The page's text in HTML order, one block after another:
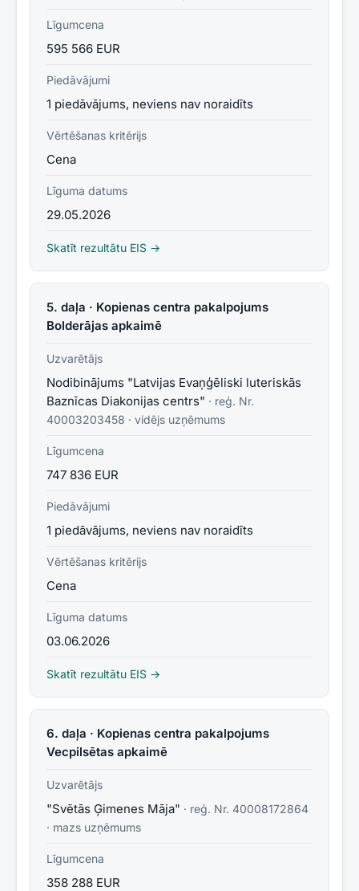
Līgumcena
595 566 EUR
Piedāvājumi
1 piedāvājums, neviens nav noraidīts
Vērtēšanas kritērijs
Cena
Līguma datums
29.05.2026
Skatīt rezultātu EIS →
5. daļa · Kopienas centra pakalpojums
Bolderājas apkaimē
Uzvarētājs
Nodibinājums "Latvijas Evaņģēliski luteriskās
Baznīcas Diakonijas centrs" · reģ. Nr.
40003203458 · vidējs uzņēmums
Līgumcena
747 836 EUR
Piedāvājumi
1 piedāvājums, neviens nav noraidīts
Vērtēšanas kritērijs
Cena
Līguma datums
03.06.2026
Skatīt rezultātu EIS →
6. daļa · Kopienas centra pakalpojums
Vecpilsētas apkaimē
Uzvarētājs
"Svētās Ģimenes Māja" · reģ. Nr. 40008172864
· mazs uzņēmums
Līgumcena
358 288 EUR